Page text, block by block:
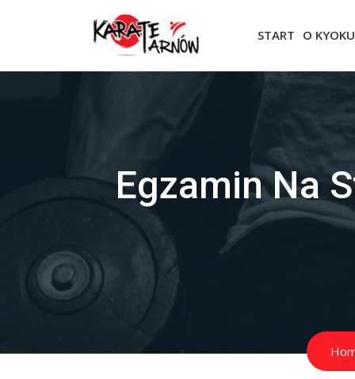
START O
Egzamin Na